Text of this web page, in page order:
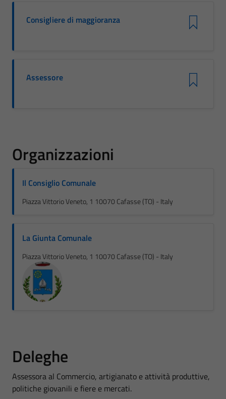
Consigliere di maggioranza
Assessore
Organizzazioni
Il Consiglio Comunale
Piazza Vittorio Veneto, 1 10070 Cafasse (TO) - Italy
La Giunta Comunale
Piazza Vittorio Veneto, 1 10070 Cafasse (TO) - Italy
Deleghe
Assessora al Commercio, artigianato e attività produttive,
politiche giovanili e fiere e mercati.